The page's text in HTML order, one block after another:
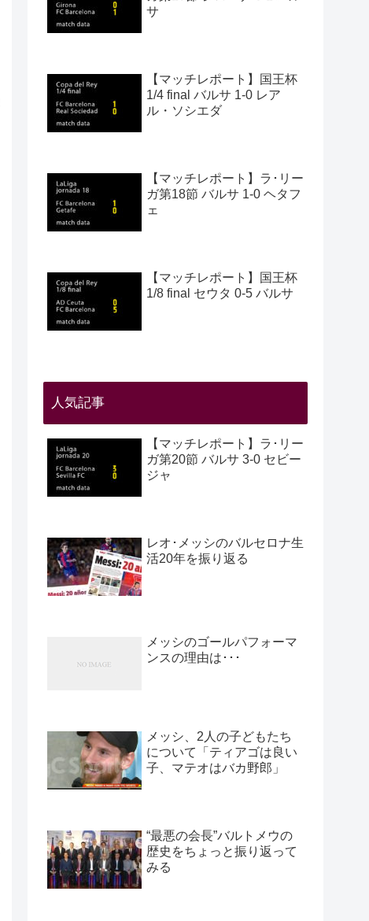
サ
【マッチレポート】国王杯
1/4 final バルサ 1-0 レア
ル・ソシエダ
【マッチレポート】ラ･リー
ガ第18節 バルサ 1-0 ヘタフ
ェ
【マッチレポート】国王杯
1/8 final セウタ 0-5 バルサ
人気記事
【マッチレポート】ラ･リー
ガ第20節 バルサ 3-0 セビー
ジャ
レオ･メッシのバルセロナ生
活20年を振り返る
メッシのゴールパフォーマ
ンスの理由は･･･
メッシ、2人の子どもたち
について「ティアゴは良い
子、マテオはバカ野郎」
“最悪の会長”バルトメウの
歴史をちょっと振り返って
みる